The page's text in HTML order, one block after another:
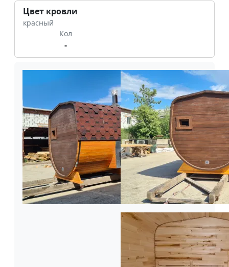
Цвет кровли
красный
Кол
-